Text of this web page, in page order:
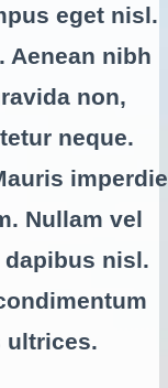
eget nisl.
Aenean nibh
non,
neque.
Nullam vel
nisl.
ultrices.